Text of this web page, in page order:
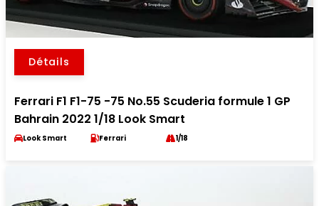
Détails
Ferrari F1 F1-75 -75 No.55 Scuderia formule 1 GP
Bahrain 2022 1/18 Look Smart
Look Smart Ferrari 1/18